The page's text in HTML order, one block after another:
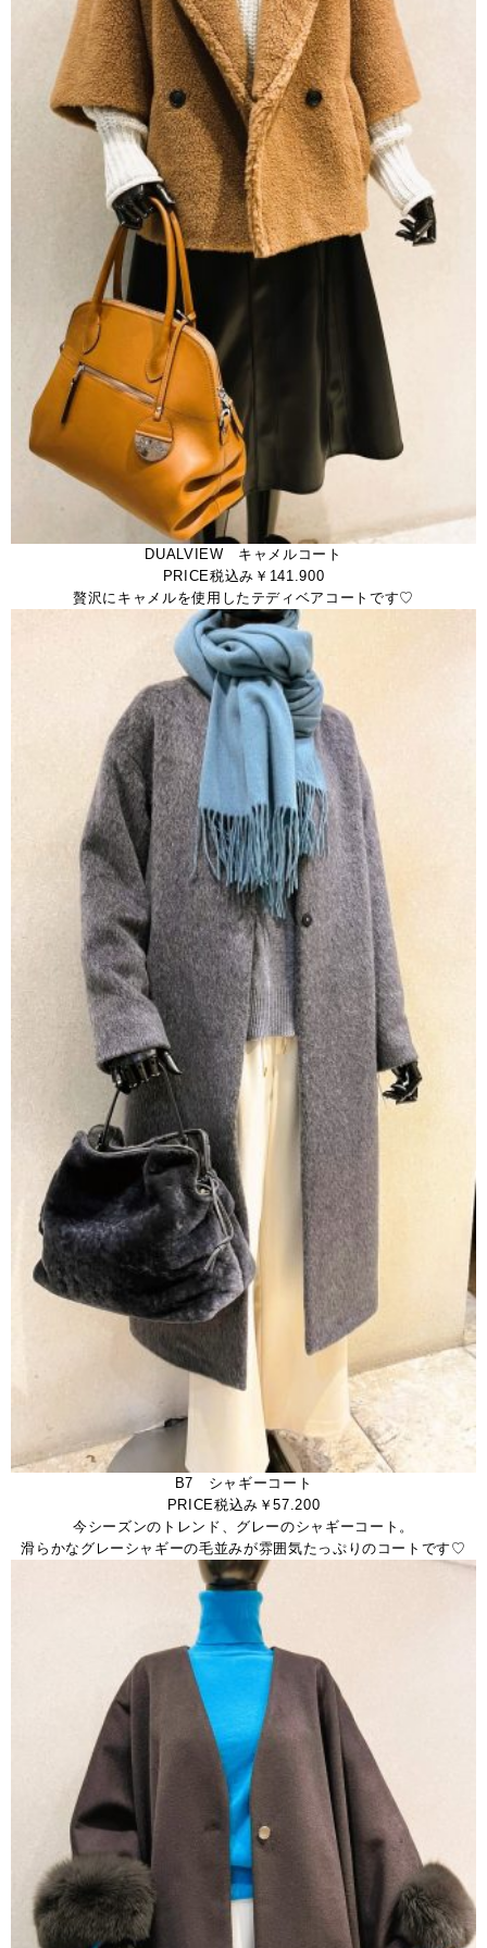
DUALVIEW キャメルコート
PRICE税込み￥141.900
贅沢にキャメルを使用したテディベアコートです♡
B7 シャギーコート
PRICE税込み￥57.200
今シーズンのトレンド、グレーのシャギーコート。
滑らかなグレーシャギーの毛並みが雰囲気たっぷりのコートです♡